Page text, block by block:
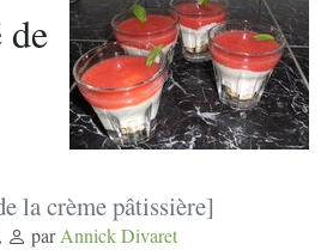
la crème pâtissière]
, parAnnick Divaret